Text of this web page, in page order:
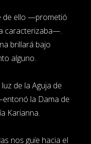
de ello —prometió
caracterizaba—.
brillará bajo
alguno.
de la Aguja de
la Dama de
Karianna.
nos guíe hacia el